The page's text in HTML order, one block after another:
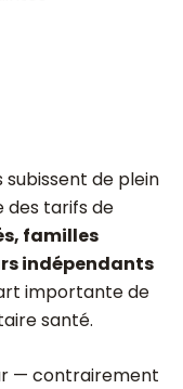
subissent de plein
des tarifs de
familles
indépendants
importante de
santé.
— contrairement